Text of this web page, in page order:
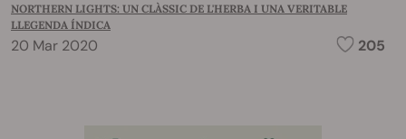
NORTHERN LIGHTS: UN CLÀSSIC DE L'HERBA I UNA VERITABLE
LLEGENDA ÍNDICA
20 Mar 2020 205